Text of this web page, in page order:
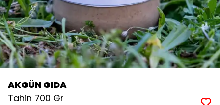
AKGÜN GIDA
Tahin 700 Gr
👀 Şu an26 kişiinceliyor!